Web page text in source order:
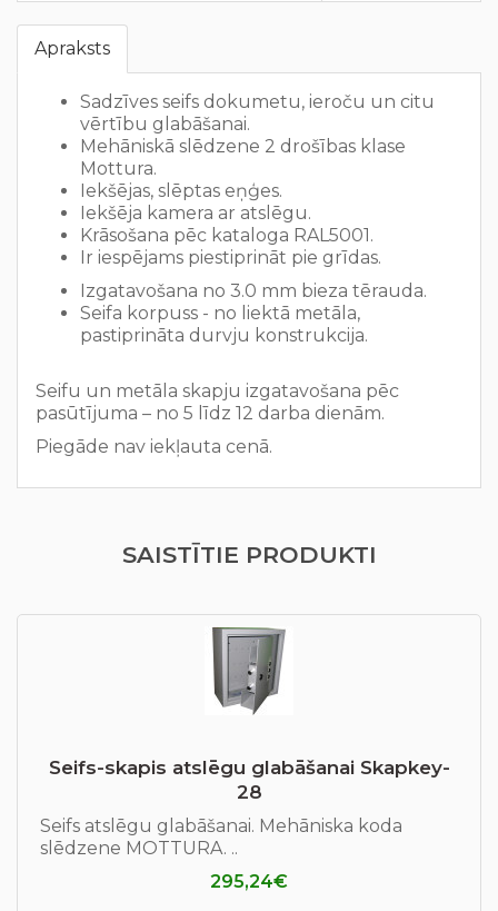
Apraksts
Sadzīves seifs dokumetu, ieroču un citu
vērtību glabāšanai.
Mehāniskā slēdzene 2 drošības klase
Mottura.
Iekšējas, slēptas eņģes.
Iekšēja kamera ar atslēgu.
Krāsošana pēc kataloga RAL5001.
Ir iespējams piestiprināt pie grīdas.
Izgatavošana no 3.0 mm bieza tērauda.
Seifa korpuss - no liektā metāla,
pastiprināta durvju konstrukcija.
Seifu un metāla skapju izgatavošana pēc
pasūtījuma – no 5 līdz 12 darba dienām.
Piegāde nav iekļauta cenā.
SAISTĪTIE PRODUKTI
Seifs-skapis atslēgu glabāšanai Skapkey-
28
Seifs atslēgu glabāšanai. Mehāniska koda
slēdzene MOTTURA. ..
295,24€